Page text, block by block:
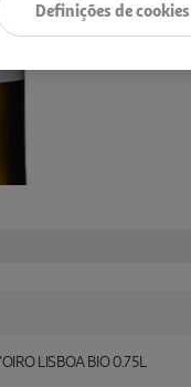
LISBOA BIO 0.75L
Definições de cookies